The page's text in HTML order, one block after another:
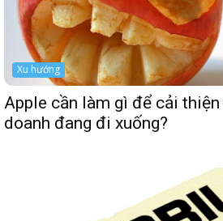
Xu hướng
Apple cần làm gì để cải
doanh đang đi xuống?